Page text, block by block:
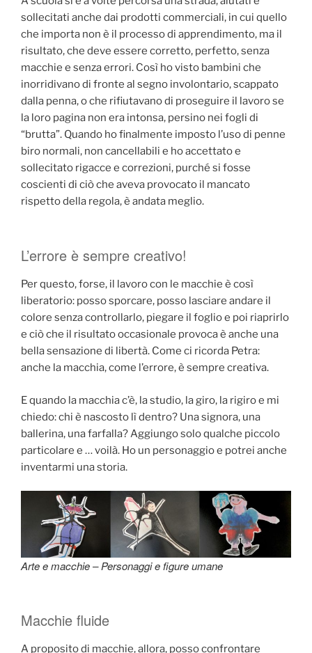
sollecitati anche dai prodotti commerciali, in cui quello
che importa non è il processo di apprendimento, ma il
risultato, che deve essere corretto, perfetto, senza
macchie e senza errori. Così ho visto bambini che
inorridivano di fronte al segno involontario, scappato
dalla penna, o che rifiutavano di proseguire il lavoro se
la loro pagina non era intonsa, persino nei fogli di
“brutta”. Quando ho finalmente imposto l’uso di penne
biro normali, non cancellabili e ho accettato e
sollecitato rigacce e correzioni, purché si fosse
coscienti di ciò che aveva provocato il mancato
rispetto della regola, è andata meglio.
L’errore è sempre creativo!
Per questo, forse, il lavoro con le macchie è così
liberatorio: posso sporcare, posso lasciare andare il
colore senza controllarlo, piegare il foglio e poi riaprirlo
e ciò che il risultato occasionale provoca è anche una
bella sensazione di libertà. Come ci ricorda Petra:
anche la macchia, come l’errore, è sempre creativa.
E quando la macchia c’è, la studio, la giro, la rigiro e mi
chiedo: chi è nascosto lì dentro? Una signora, una
ballerina, una farfalla? Aggiungo solo qualche piccolo
particolare e … voilà. Ho un personaggio e potrei anche
inventarmi una storia.
Arte e macchie – Personaggi e figure umane
Macchie fluide
A proposito di macchie, allora, posso confrontare